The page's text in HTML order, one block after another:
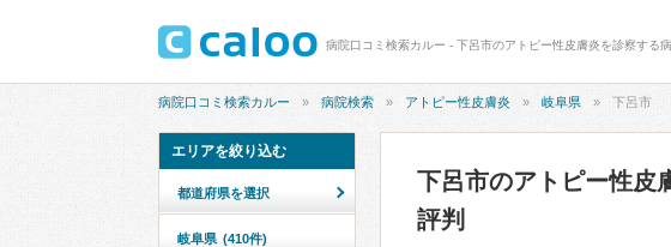
病院口コミ検索カルー - 下呂市のアトピー性皮膚炎を診察する
病院口コミ検索カルー 病院検索 アトピー性皮膚炎 岐阜県 下呂市
下呂市のアトピー性皮
評判
エリアを絞り込む
都道府県を選択
岐阜県 (410件)